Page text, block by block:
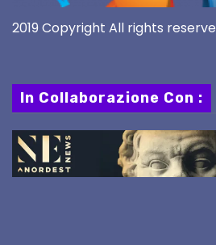
2019 Copyright All rights
In Collaborazione Con :